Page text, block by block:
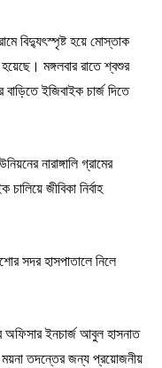
বিদ্যুৎস্পৃষ্ট হয়ে মোস্তাক
মঙ্গলবার রাতে শ্বশুর
বাড়িতে ইজিবাইক চার্জ দিতে
নারাঙ্গালি গ্রামের
জীবিকা নির্বাহ
সদর হাসপাতালে নিলে
অফিসার ইনচার্জ আবুল হাসনাত
ময়না তদন্তের জন্য প্রয়োজনীয়